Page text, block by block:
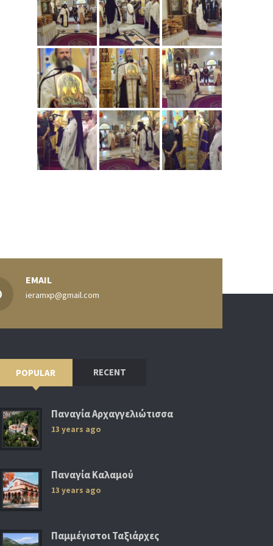
EMAIL
ieramxp@gmail.com
POPULAR RECENT
Παναγία Αρχαγγελιώτισσα
13 years ago
Παναγία Καλαμού
13 years ago
Παμμέγιστοι Ταξιάρχες